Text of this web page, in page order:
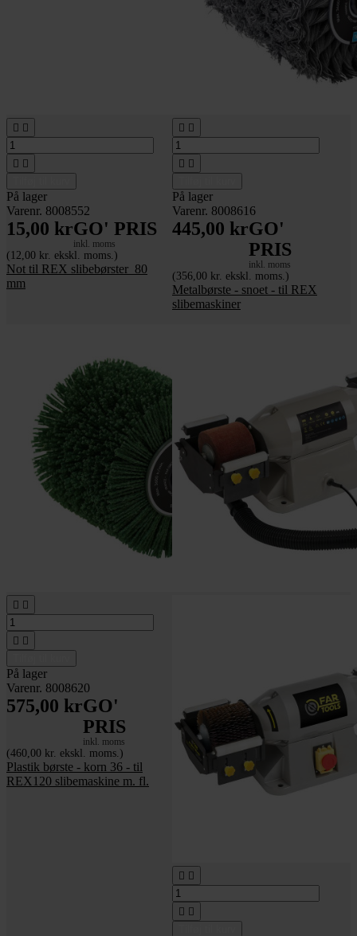
 
 
På lager
Varenr. 8008552
15,00 krGO' PRIS
inkl. moms
(12,00 kr. ekskl. moms.)
Not til REX slibebørster_80
mm
 
 
På lager
Varenr. 8008616
445,00 krGO'
PRIS
inkl. moms
(356,00 kr. ekskl. moms.)
Metalbørste - snoet - til REX
slibemaskiner
 
 
På lager
Varenr. 8008620
575,00 krGO'
PRIS
inkl. moms
(460,00 kr. ekskl. moms.)
Plastik børste - korn 36 - til
REX120 slibemaskine m. fl.
 
 